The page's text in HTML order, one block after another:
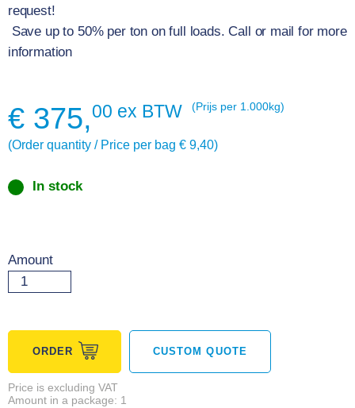
request!
Save up to 50% per ton on full loads. Call or mail for more
information
€ 375,00 ex BTW (Prijs per 1.000kg)
(Order quantity / Price per bag € 9,40)
In stock
Amount
ORDER CUSTOM QUOTE
Price is excluding VAT
Amount in a package: 1